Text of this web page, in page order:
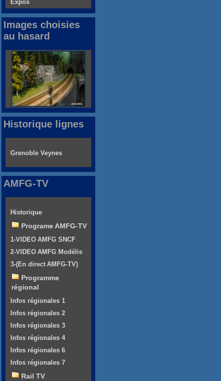
Expos
Images choisies
au hasard
Historique lignes
Grenoble Veynes
AMFG-TV
Historique
Programe AMFG-TV
1-VIDEO AMFG SNCF
2-VIDEO AMFG Modélis
3-(En direct AMFG-TV)
Programme
régional
Infos régionales 1
Infos régionales 2
Infos régionales 3
Infos régionales 4
Infos régionales 6
Infos régionales 7
Rail TV